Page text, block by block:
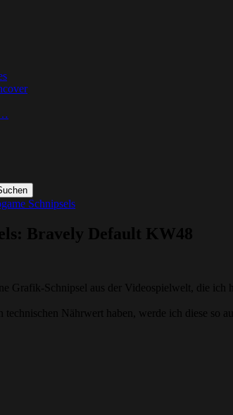
Schnipsels
Bravely Default KW48
Grafik-Schnipsel aus der Videospielwelt, die
Nährwert haben, werde ich diese so